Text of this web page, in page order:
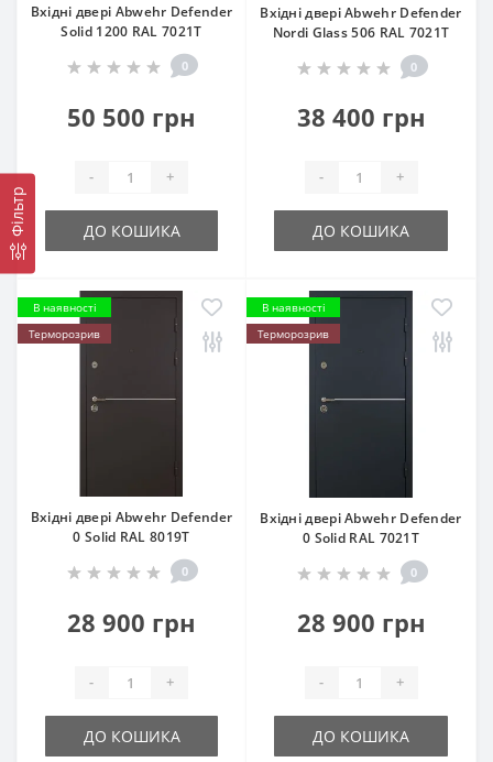
Фільтр
Вхідні двері Abwehr Defender
Solid 1200 RAL 7021Т
0
50 500 грн
- +
ДО КОШИКА
Вхідні двері Abwehr Defender
Nordi Glass 506 RAL 7021Т
0
38 400 грн
- +
ДО КОШИКА
В наявності
Терморозрив
Вхідні двері Abwehr Defender
0 Solid RAL 8019Т
0
28 900 грн
- +
ДО КОШИКА
В наявності
Терморозрив
Вхідні двері Abwehr Defender
0 Solid RAL 7021Т
0
28 900 грн
- +
ДО КОШИКА